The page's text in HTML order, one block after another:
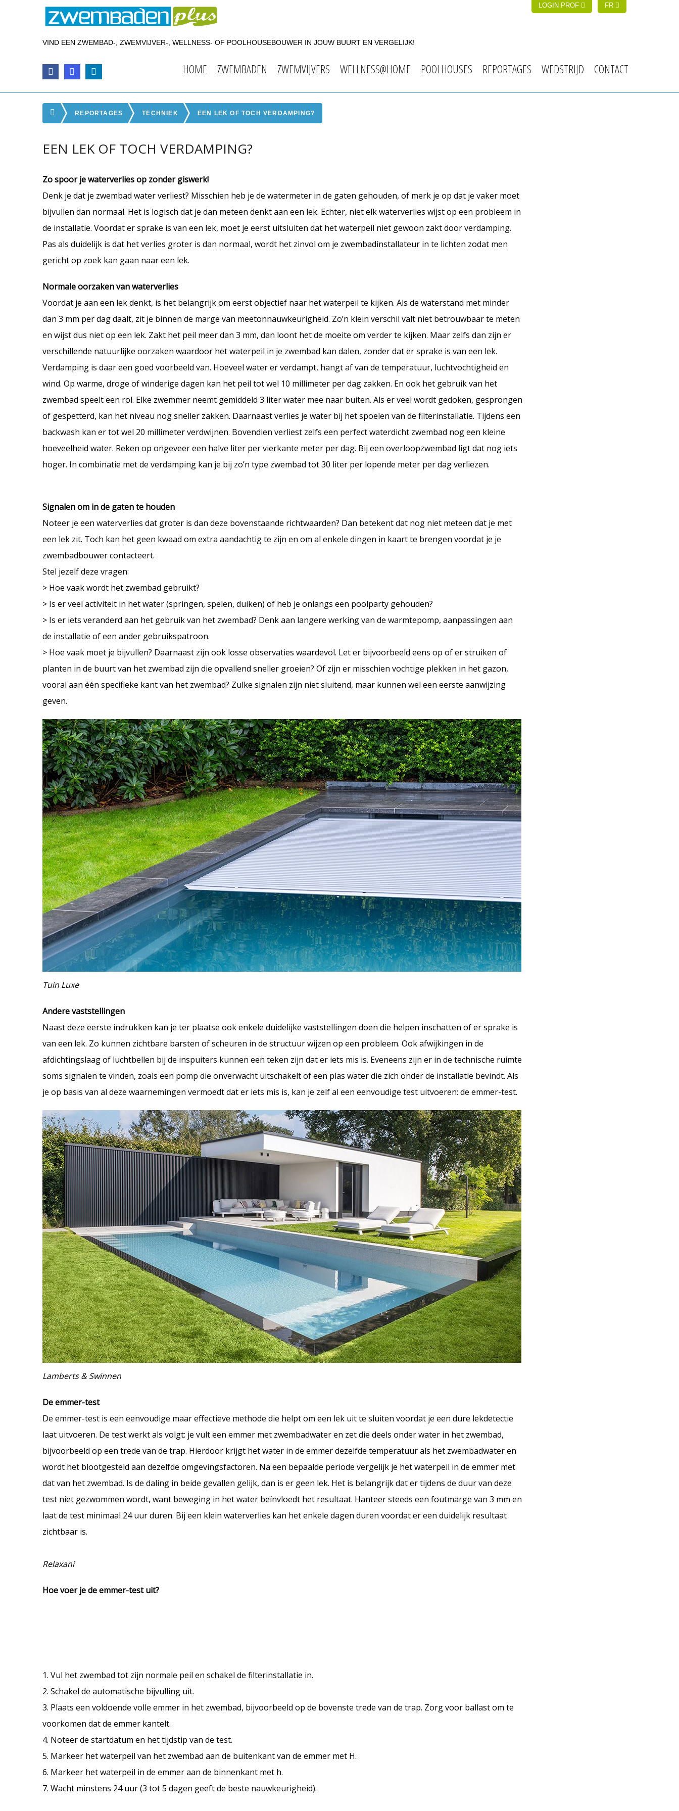
LOGIN PROF FR
VIND EEN ZWEMBAD-, ZWEMVIJVER-, WELLNESS- OF POOLHOUSEBOUWER IN JOUW BUURT EN VERGELIJK!
HOME ZWEMBADEN ZWEMVIJVERS WELLNESS@HOME POOLHOUSES REPORTAGES WEDSTRIJD CONTACT
REPORTAGES TECHNIEK EEN LEK OF TOCH VERDAMPING?
EEN LEK OF TOCH VERDAMPING?
Zo spoor je waterverlies op zonder giswerk!
Denk je dat je zwembad water verliest? Misschien heb je de watermeter in de gaten gehouden, of merk je op dat je vaker moet
bijvullen dan normaal. Het is logisch dat je dan meteen denkt aan een lek. Echter, niet elk waterverlies wijst op een probleem in
de installatie. Voordat er sprake is van een lek, moet je eerst uitsluiten dat het waterpeil niet gewoon zakt door verdamping.
Pas als duidelijk is dat het verlies groter is dan normaal, wordt het zinvol om je zwembadinstallateur in te lichten zodat men
gericht op zoek kan gaan naar een lek.
Normale oorzaken van waterverlies
Voordat je aan een lek denkt, is het belangrijk om eerst objectief naar het waterpeil te kijken. Als de waterstand met minder
dan 3 mm per dag daalt, zit je binnen de marge van meetonnauwkeurigheid. Zo’n klein verschil valt niet betrouwbaar te meten
en wijst dus niet op een lek. Zakt het peil meer dan 3 mm, dan loont het de moeite om verder te kijken. Maar zelfs dan zijn er
verschillende natuurlijke oorzaken waardoor het waterpeil in je zwembad kan dalen, zonder dat er sprake is van een lek.
Verdamping is daar een goed voorbeeld van. Hoeveel water er verdampt, hangt af van de temperatuur, luchtvochtigheid en
wind. Op warme, droge of winderige dagen kan het peil tot wel 10 millimeter per dag zakken. En ook het gebruik van het
zwembad speelt een rol. Elke zwemmer neemt gemiddeld 3 liter water mee naar buiten. Als er veel wordt gedoken, gesprongen
of gespetterd, kan het niveau nog sneller zakken. Daarnaast verlies je water bij het spoelen van de filterinstallatie. Tijdens een
backwash kan er tot wel 20 millimeter verdwijnen. Bovendien verliest zelfs een perfect waterdicht zwembad nog een kleine
hoeveelheid water. Reken op ongeveer een halve liter per vierkante meter per dag. Bij een overloopzwembad ligt dat nog iets
hoger. In combinatie met de verdamping kan je bij zo’n type zwembad tot 30 liter per lopende meter per dag verliezen.
Signalen om in de gaten te houden
Noteer je een waterverlies dat groter is dan deze bovenstaande richtwaarden? Dan betekent dat nog niet meteen dat je met
een lek zit. Toch kan het geen kwaad om extra aandachtig te zijn en om al enkele dingen in kaart te brengen voordat je je
zwembadbouwer contacteert.
Stel jezelf deze vragen:
> Hoe vaak wordt het zwembad gebruikt?
> Is er veel activiteit in het water (springen, spelen, duiken) of heb je onlangs een poolparty gehouden?
> Is er iets veranderd aan het gebruik van het zwembad? Denk aan langere werking van de warmtepomp, aanpassingen aan
de installatie of een ander gebruikspatroon.
> Hoe vaak moet je bijvullen? Daarnaast zijn ook losse observaties waardevol. Let er bijvoorbeeld eens op of er struiken of
planten in de buurt van het zwembad zijn die opvallend sneller groeien? Of zijn er misschien vochtige plekken in het gazon,
vooral aan één specifieke kant van het zwembad? Zulke signalen zijn niet sluitend, maar kunnen wel een eerste aanwijzing
geven.
Tuin Luxe
Andere vaststellingen
Naast deze eerste indrukken kan je ter plaatse ook enkele duidelijke vaststellingen doen die helpen inschatten of er sprake is
van een lek. Zo kunnen zichtbare barsten of scheuren in de structuur wijzen op een probleem. Ook afwijkingen in de
afdichtingslaag of luchtbellen bij de inspuiters kunnen een teken zijn dat er iets mis is. Eveneens zijn er in de technische ruimte
soms signalen te vinden, zoals een pomp die onverwacht uitschakelt of een plas water die zich onder de installatie bevindt. Als
je op basis van al deze waarnemingen vermoedt dat er iets mis is, kan je zelf al een eenvoudige test uitvoeren: de emmer-test.
Lamberts & Swinnen
De emmer-test
De emmer-test is een eenvoudige maar effectieve methode die helpt om een lek uit te sluiten voordat je een dure lekdetectie
laat uitvoeren. De test werkt als volgt: je vult een emmer met zwembadwater en zet die deels onder water in het zwembad,
bijvoorbeeld op een trede van de trap. Hierdoor krijgt het water in de emmer dezelfde temperatuur als het zwembadwater en
wordt het blootgesteld aan dezelfde omgevingsfactoren. Na een bepaalde periode vergelijk je het waterpeil in de emmer met
dat van het zwembad. Is de daling in beide gevallen gelijk, dan is er geen lek. Het is belangrijk dat er tijdens de duur van deze
test niet gezwommen wordt, want beweging in het water beïnvloedt het resultaat. Hanteer steeds een foutmarge van 3 mm en
laat de test minimaal 24 uur duren. Bij een klein waterverlies kan het enkele dagen duren voordat er een duidelijk resultaat
zichtbaar is.
Relaxani
Hoe voer je de emmer-test uit?
1. Vul het zwembad tot zijn normale peil en schakel de filterinstallatie in.
2. Schakel de automatische bijvulling uit.
3. Plaats een voldoende volle emmer in het zwembad, bijvoorbeeld op de bovenste trede van de trap. Zorg voor ballast om te
voorkomen dat de emmer kantelt.
4. Noteer de startdatum en het tijdstip van de test.
5. Markeer het waterpeil van het zwembad aan de buitenkant van de emmer met H.
6. Markeer het waterpeil in de emmer aan de binnenkant met h.
7. Wacht minstens 24 uur (3 tot 5 dagen geeft de beste nauwkeurigheid).